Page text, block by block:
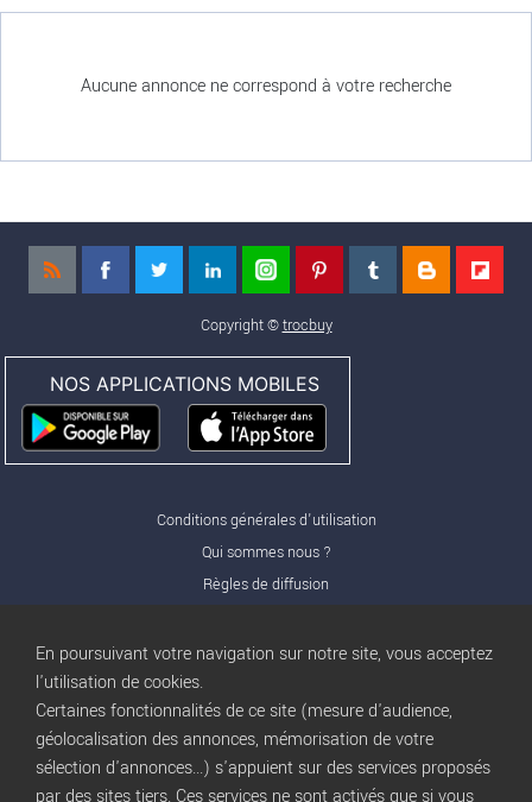
Aucune annonce ne correspond à votre recherche
Copyright ©trocbuy
NOS APPLICATIONS MOBILES
Conditions générales d'utilisation
Qui sommes nous ?
Règles de diffusion
Nos offres Pro
Publicité
Conditions d’Utilisation
Privacy Policy
En poursuivant votre navigation sur notre site, vous acceptez
l'utilisation de cookies.
Certaines fonctionnalités de ce site (mesure d'audience,
géolocalisation des annonces, mémorisation de votre
sélection d'annonces...) s'appuient sur des services proposés
par des sites tiers. Ces services ne sont activés que si vous